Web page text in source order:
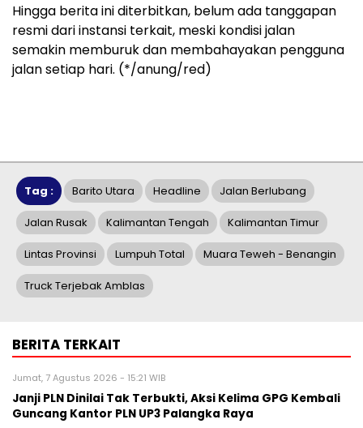
Hingga berita ini diterbitkan, belum ada tanggapan
resmi dari instansi terkait, meski kondisi jalan
semakin memburuk dan membahayakan pengguna
jalan setiap hari. (*/anung/red)
Tag : Barito Utara Headline Jalan Berlubang
Jalan Rusak Kalimantan Tengah Kalimantan Timur
Lintas Provinsi Lumpuh Total Muara Teweh - Benangin
Truck Terjebak Amblas
BERITA TERKAIT
Jumat, 7 Agustus 2026 - 15:21 WIB
Janji PLN Dinilai Tak Terbukti, Aksi Kelima GPG Kembali
Guncang Kantor PLN UP3 Palangka Raya